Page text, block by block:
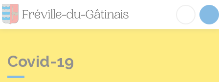
Fréville-du-
Covid-19